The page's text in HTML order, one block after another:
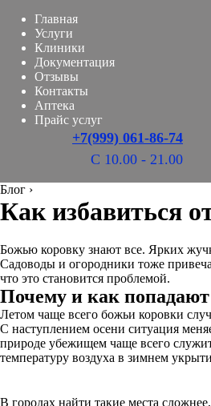
Главная
Услуги
Клиники
Документация
Отзывы
Контакты
Аптека
Прайс услуг
+7(999) 061-86-74
С 10.00 - 21.00
Блог ›
Как избавиться
Божью коровку знают все. Ярких
Садоводы и огородники тоже
что это становится проблемой.
Почему и как
Летом чаще всего божьи коровки
С наступлением осени ситуация
природе убежищем чаще всего
температуру воздуха в зимнем
В городах найти такие места